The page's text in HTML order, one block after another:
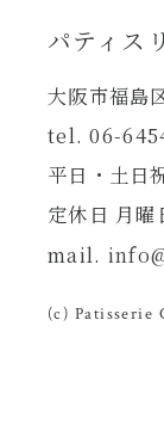
パティス
大阪市福島
tel. 06-
平日・土日
定休日 月曜
mail.
(c) Patisserie